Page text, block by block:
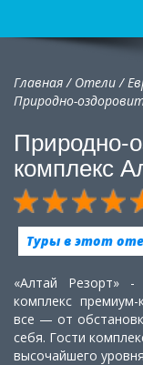
Главная/ Отели/
Природно-
Природно-
комплекс
Туры в этот
«Алтай Резорт»
комплекс
все — от
себя. Гости
высочайшего